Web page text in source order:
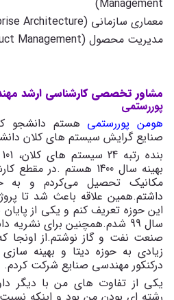
Management
)
معماری سازمانی (Architecture
مدیریت محصول (Management
مشاور تخصصی کارشناسی ارشد
پوررستمی
هومن پوررستمی هستم دانشجو
صنایع گرایش سیستم های کلان
بهینه سال 1400 هستم
.در مقطع
مکانیک تحصیل می‌کردم و به
داشتم.همین علاقه باعث شد تا
این حوزه تعریف کنم و یکی از پایان
سال 99 شدم.همچنین برای
صنعت نفت و گاز نوشتم.از اونجا
زیادی به حوزه دیتا و بهینه
درکنکور مهندسی صنایع شرکت کردم.
یکی از تفاوت های من با دیگر